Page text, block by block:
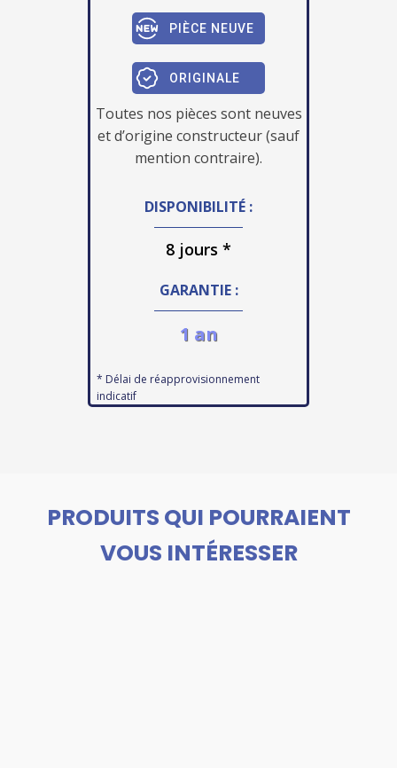
PIÈCE NEUVE
ORIGINALE
Toutes nos pièces sont neuves
et d’origine constructeur (sauf
mention contraire).
DISPONIBILITÉ :
8 jours *
GARANTIE :
1 an
* Délai de réapprovisionnement
indicatif
PRODUITS QUI POURRAIENT
VOUS INTÉRESSER